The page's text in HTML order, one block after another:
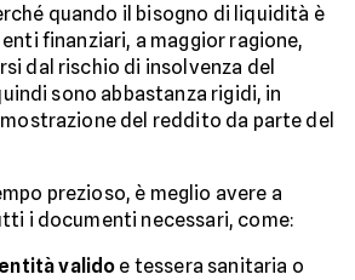
quando il bisogno di liquidità è
finanziari, a maggior ragione,
dal rischio di insolvenza del
sono abbastanza rigidi, in
del reddito da parte del
prezioso, è meglio avere a
i documenti necessari, come:
valido e tessera sanitaria o